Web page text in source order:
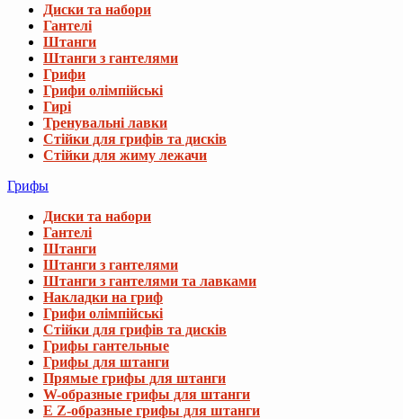
Диски та набори
Гантелі
Штанги
Штанги з гантелями
Грифи
Грифи олімпійські
Гирі
Тренувальні лавки
Стійки для грифів та дисків
Стійки для жиму лежачи
Грифы
Диски та набори
Гантелі
Штанги
Штанги з гантелями
Штанги з гантелями та лавками
Накладки на гриф
Грифи олімпійські
Стійки для грифів та дисків
Грифы гантельные
Грифы для штанги
Прямые грифы для штанги
W-образные грифы для штанги
E Z-образные грифы для штанги